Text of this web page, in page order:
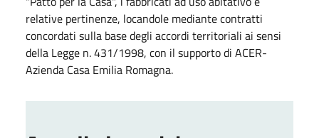
relative pertinenze, locandole mediante contratti
concordati sulla base degli accordi territoriali ai sensi
della Legge n. 431/1998, con il supporto di ACER-
Azienda Casa Emilia Romagna.